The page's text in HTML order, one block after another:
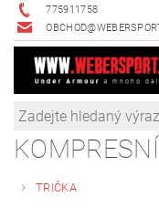
775911758
TRIČKA